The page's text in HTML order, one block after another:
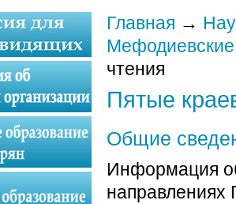
Главная →
Мефодиевские
чтения
Пятые
Общие
Информация